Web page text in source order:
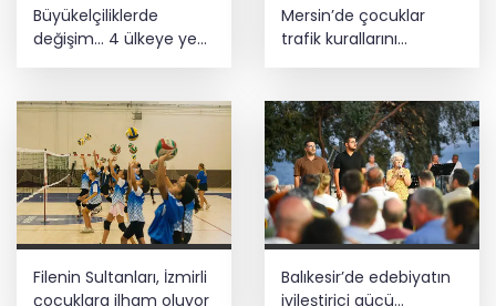
Büyükelçiliklerde
değişim... 4 ülkeye yeni
atama
Mersin’de çocuklar
trafik kurallarını
öğreniyor
Filenin Sultanları, İzmirli
çocuklara ilham oluyor
Balıkesir’de edebiyatın
iyileştirici gücü